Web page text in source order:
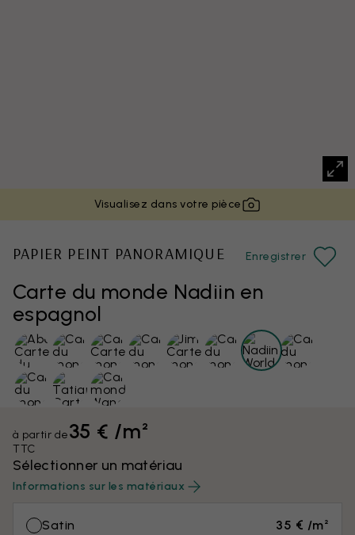
Visualisez dans votre pièce
Carte du monde Nadiin en
espagnol
PAPIER PEINT PANORAMIQUE Enregistrer
à partir de35 € /m²
TTC
Sélectionner un matériau
Informations sur les matériaux
Satin 35 € /m²